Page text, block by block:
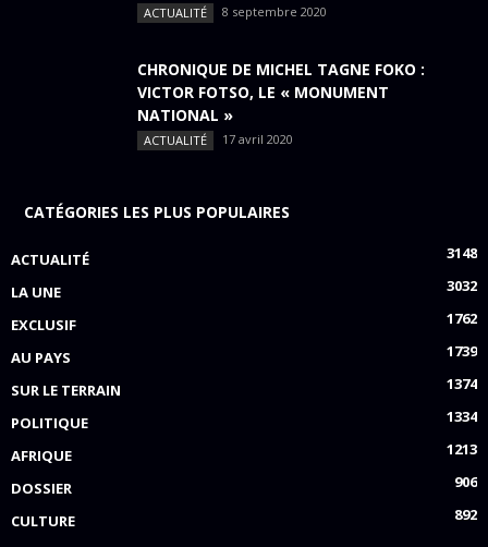
ACTUALITÉ 8 septembre 2020
CHRONIQUE DE MICHEL TAGNE FOKO :
VICTOR FOTSO, LE « MONUMENT
NATIONAL »
ACTUALITÉ 17 avril 2020
CATÉGORIES LES PLUS POPULAIRES
ACTUALITÉ
3148
LA UNE
3032
EXCLUSIF
1762
AU PAYS
1739
SUR LE TERRAIN
1374
POLITIQUE
1334
AFRIQUE
1213
DOSSIER
906
CULTURE
892